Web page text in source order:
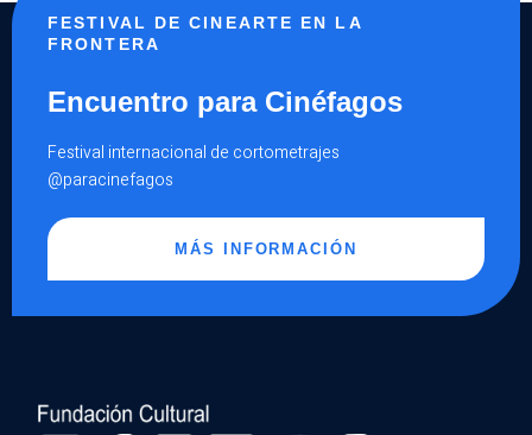
FESTIVAL DE CINEARTE EN LA
FRONTERA
Encuentro para Cinéfagos
Festival internacional de cortometrajes
@paracinefagos
MÁS INFORMACIÓN